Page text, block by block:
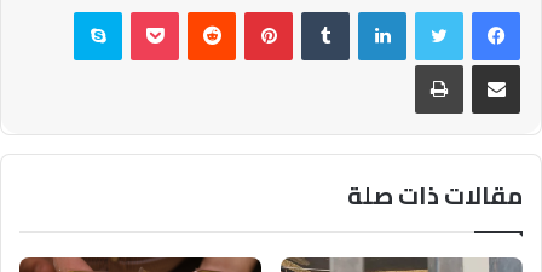
فيسبوكتويتر لينكدإن بينتيريست بوكيت سكايب
مشاركة عبر البريد طباعة
مقالات ذات صلة